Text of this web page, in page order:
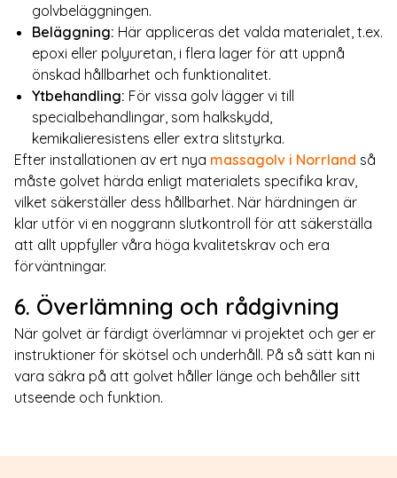
golvbeläggningen.
Beläggning: Här appliceras det valda materialet, t.ex.
epoxi eller polyuretan, i flera lager för att uppnå
önskad hållbarhet och funktionalitet.
Ytbehandling: För vissa golv lägger vi till
specialbehandlingar, som halkskydd,
kemikalieresistens eller extra slitstyrka.
Efter installationen av ert nya massagolv i Norrland så
måste golvet härda enligt materialets specifika krav,
vilket säkerställer dess hållbarhet. När härdningen är
klar utför vi en noggrann slutkontroll för att säkerställa
att allt uppfyller våra höga kvalitetskrav och era
förväntningar.
6. Överlämning och rådgivning
När golvet är färdigt överlämnar vi projektet och ger er
instruktioner för skötsel och underhåll. På så sätt kan ni
vara säkra på att golvet håller länge och behåller sitt
utseende och funktion.